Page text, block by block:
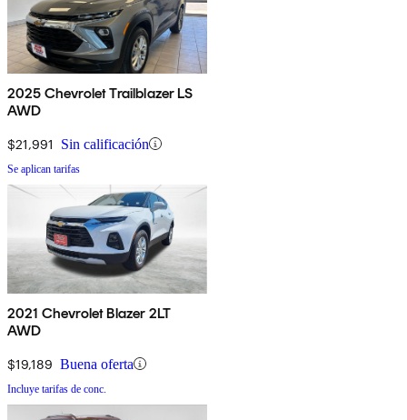
2025 Chevrolet Trailblazer LS
AWD
$21,991 Sin calificación
Se aplican tarifas
2021 Chevrolet Blazer 2LT
AWD
$19,189 Buena oferta
Incluye tarifas de conc.